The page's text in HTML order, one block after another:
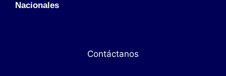
Nacionales
Contáctanos